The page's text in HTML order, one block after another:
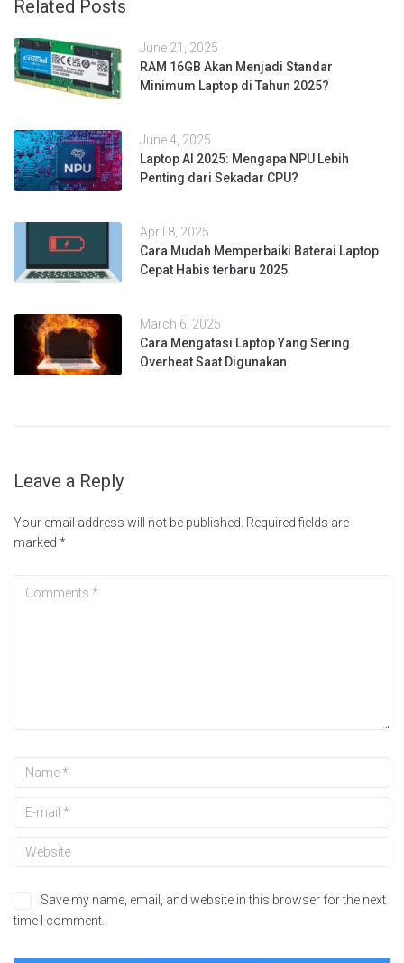
Related Posts
June 21, 2025
RAM 16GB Akan Menjadi Standar
Minimum Laptop di Tahun 2025?
June 4, 2025
Laptop AI 2025: Mengapa NPU Lebih
Penting dari Sekadar CPU?
April 8, 2025
Cara Mudah Memperbaiki Baterai Laptop
Cepat Habis terbaru 2025
March 6, 2025
Cara Mengatasi Laptop Yang Sering
Overheat Saat Digunakan
Leave a Reply
Your email address will not be published. Required fields are
marked *
Save my name, email, and website in this browser for the next
time I comment.